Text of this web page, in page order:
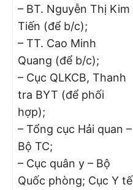
– BT. Nguyễn Thị Kim
Tiến (để b/c);
– TT. Cao Minh
Quang (để b/c);
– Cục QLKCB, Thanh
tra BYT (để phối
hợp);
– Tổng cục Hải quan –
Bộ TC;
– Cục quân y – Bộ
Quốc phòng; Cục Y tế